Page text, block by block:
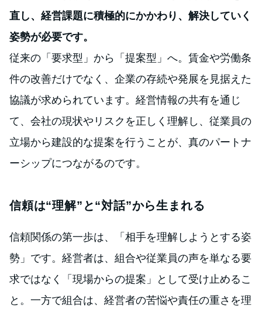
直し、経営課題に積極的にかかわり、解決していく
姿勢が必要です。
従来の「要求型」から「提案型」へ。賃金や労働条
件の改善だけでなく、企業の存続や発展を見据えた
協議が求められています。経営情報の共有を通じ
て、会社の現状やリスクを正しく理解し、従業員の
立場から建設的な提案を行うことが、真のパートナ
ーシップにつながるのです。
信頼は“理解”と“対話”から生まれる
信頼関係の第一歩は、「相手を理解しようとする姿
勢」です。経営者は、組合や従業員の声を単なる要
求ではなく「現場からの提案」として受け止めるこ
と。一方で組合は、経営者の苦悩や責任の重さを理